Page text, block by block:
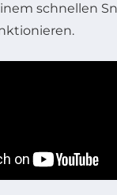
schnellen